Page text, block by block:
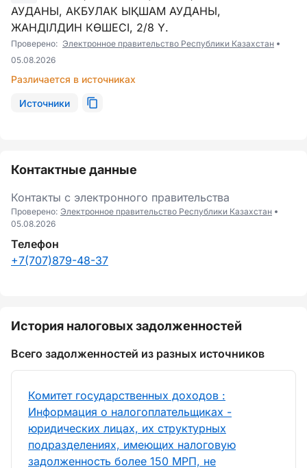
АУДАНЫ, АКБУЛАК ЫҚШАМ АУДАНЫ,
ЖАНДІЛДИН КӨШЕСІ, 2/8 Ү.
Проверено: Электронное правительство Республики Казахстан
05.08.2026
Различается в источниках
Источники
Контактные данные
Контакты с электронного правительства
Проверено: Электронное правительство Республики Казахстан
05.08.2026
Телефон
+7(707)879-48-37
История налоговых задолженностей
Всего задолженностей из разных источников
Комитет государственных доходов :
Информация о налогоплательщиках -
юридических лицах, их структурных
подразделениях, имеющих налоговую
задолженность более 150 МРП, не